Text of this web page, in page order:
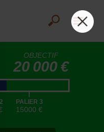
OBJECTIF
20 000 €
|
PALIER 3
15000 €